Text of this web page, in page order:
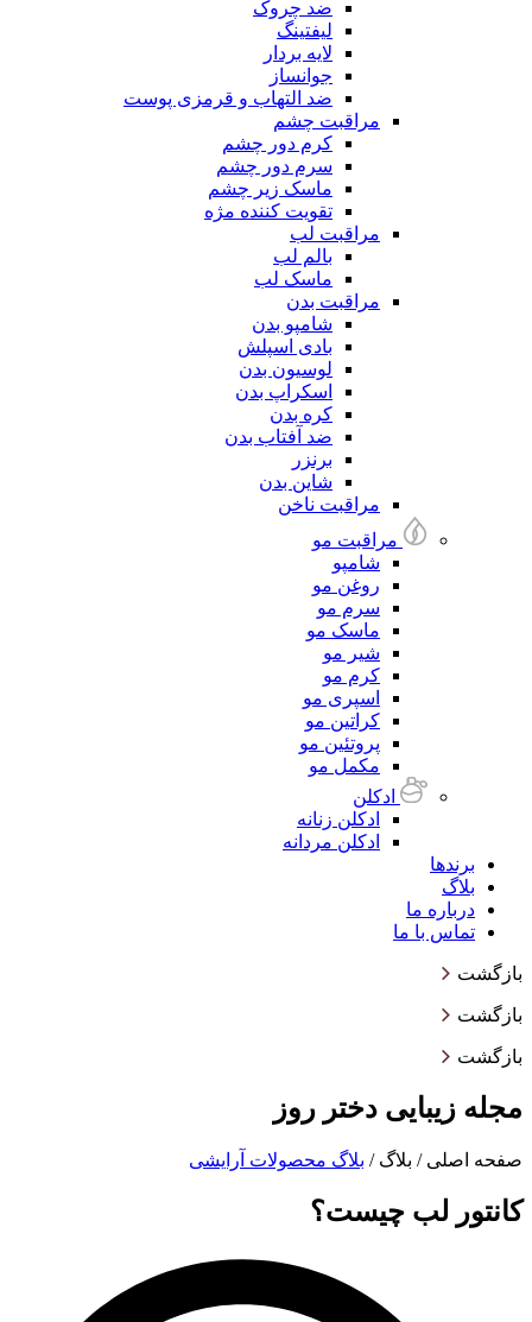
ضد چروک
لیفتینگ
لایه بردار
جوانساز
ضد التهاب و قرمزی پوست
مراقبت چشم
کرم دور چشم
سرم دور چشم
ماسک زیر چشم
تقویت کننده مژه
مراقبت لب
بالم لب
ماسک لب
مراقبت بدن
شامپو بدن
بادی اسپلش
لوسیون بدن
اسکراپ بدن
کره بدن
ضد آفتاب بدن
برنزر
شاین بدن
مراقبت ناخن
مراقبت مو
شامپو
روغن مو
سرم مو
ماسک مو
شیر مو
کرم مو
اسپری مو
کراتین مو
پروتئین مو
مکمل مو
ادکلن
ادکلن زنانه
ادکلن مردانه
برندها
بلاگ
درباره ما
تماس با ما
بازگشت
بازگشت
بازگشت
مجله زیبایی دختر روز
صفحه اصلی / بلاگ / بلاگ محصولات آرایشی
کانتور لب چیست؟